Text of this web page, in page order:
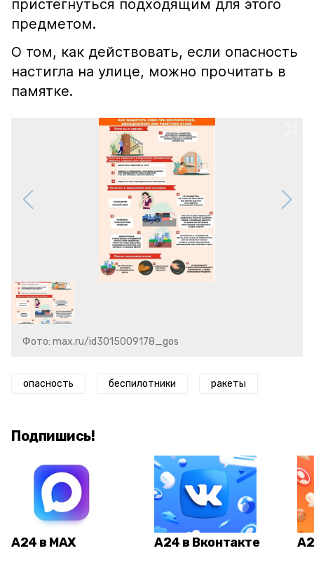
пристегнуться подходящим для этого
предметом.
О том, как действовать, если опасность
настигла на улице, можно прочитать в
памятке.
Фото: max.ru/id3015009178_gos
опасность беспилотники ракеты
Подпишись!
А24 в MAX А24 в Вконтакте